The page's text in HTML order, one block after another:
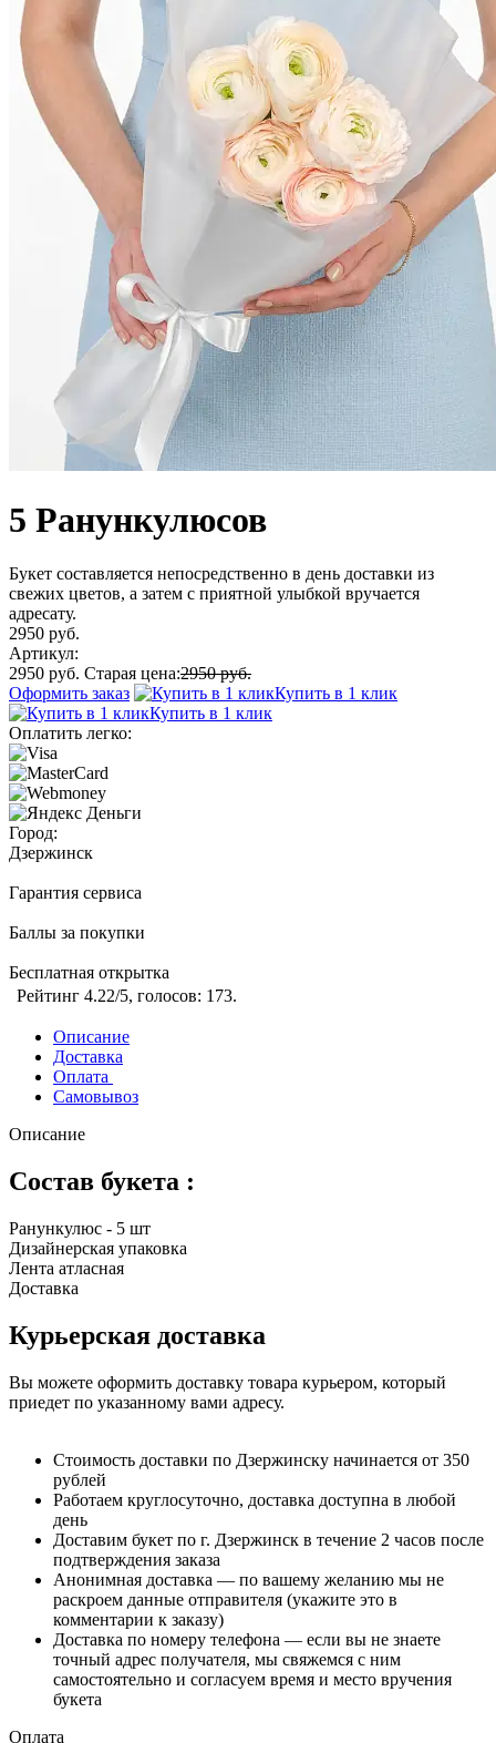
5 Ранункулюсов
Букет составляется непосредственно в день доставки из
свежих цветов, а затем с приятной улыбкой вручается
адресату.
2950 руб.
Артикул:
2950 руб. Старая цена:2950 руб.
Оформить заказ
Купить в 1 клик
Купить в 1 клик
Оплатить легко:
Город:
Дзержинск
Гарантия сервиса
Баллы за покупки
Бесплатная открытка
Рейтинг 4.22/5, голосов: 173.
Описание
Доставка
Оплата
Самовывоз
Описание
Состав букета :
Ранункулюс - 5 шт
Дизайнерская упаковка
Лента атласная
Доставка
Курьерская доставка
Вы можете оформить доставку товара курьером, который
приедет по указанному вами адресу.
Стоимость доставки по Дзержинску начинается от 350
рублей
Работаем круглосуточно, доставка доступна в любой
день
Доставим букет по г. Дзержинск в течение 2 часов после
подтверждения заказа
Анонимная доставка — по вашему желанию мы не
раскроем данные отправителя (укажите это в
комментарии к заказу)
Доставка по номеру телефона — если вы не знаете
точный адрес получателя, мы свяжемся с ним
самостоятельно и согласуем время и место вручения
букета
Оплата